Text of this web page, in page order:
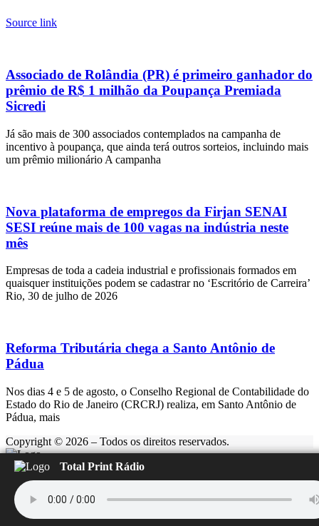
Source link
Associado de Rolândia (PR) é primeiro ganhador do
prêmio de R$ 1 milhão da Poupança Premiada
Sicredi
Já são mais de 300 associados contemplados na campanha de
incentivo à poupança, que ainda terá outros sorteios, incluindo mais
um prêmio milionário A campanha
Nova plataforma de empregos da Firjan SENAI
SESI reúne mais de 100 vagas na indústria neste
mês
Empresas de toda a cadeia industrial e profissionais formados em
quaisquer instituições podem se cadastrar no ‘Escritório de Carreira’
Rio, 30 de julho de 2026
Reforma Tributária chega a Santo Antônio de
Pádua
Nos dias 4 e 5 de agosto, o Conselho Regional de Contabilidade do
Estado do Rio de Janeiro (CRCRJ) realiza, em Santo Antônio de
Pádua, mais
Copyright © 2026 – Todos os direitos reservados.
Total Print Rádio
Rádio Feliz
Carregando...
▶️ ⏹️
ÚLTIMAS NOTÍCIAS: